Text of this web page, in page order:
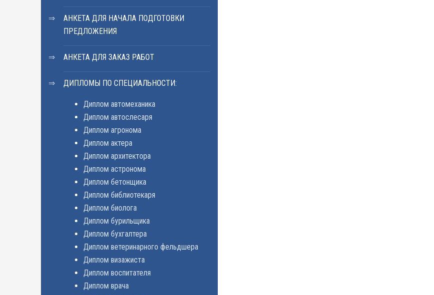
АНКЕТА ДЛЯ НАЧАЛА ПОДГОТОВКИ
ПРЕДЛОЖЕНИЯ
АНКЕТА ДЛЯ ЗАКАЗ РАБОТ
ДИПЛОМЫ ПО СПЕЦИАЛЬНОСТИ:
Диплом автомеханика
Диплом автослесаря
Диплом агронома
Диплом актера
Диплом архитектора
Диплом астронома
Диплом бетонщика
Диплом библиотекаря
Диплом биолога
Диплом бурильщика
Диплом бухгалтера
Диплом ветеринарного фельдшера
Диплом визажиста
Диплом воспитателя
Диплом врача